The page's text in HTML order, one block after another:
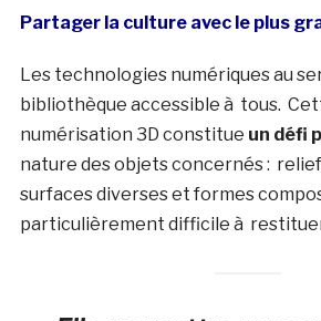
Partager la culture avec le plus
Les technologies numériques au
bibliothèque accessible à tous.
numérisation 3D constitue un défi
nature des objets concernés :
surfaces diverses et formes
particulièrement difficile à